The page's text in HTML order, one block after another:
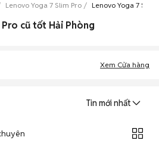
Lenovo Yoga 7 Slim Pro Lenovo Yoga 7 Slim
cũ tốt Hải Phòng
Xem Cửa hàng
Tin mới nhất